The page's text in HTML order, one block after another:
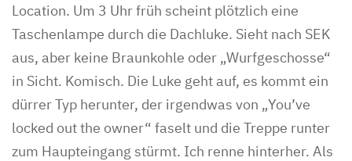
Location. Um 3 Uhr früh scheint plötzlich eine
Taschenlampe durch die Dachluke. Sieht nach SEK
aus, aber keine Braunkohle oder „Wurfgeschosse“
in Sicht. Komisch. Die Luke geht auf, es kommt ein
dürrer Typ herunter, der irgendwas von „You’ve
locked out the owner“ faselt und die Treppe runter
zum Haupteingang stürmt. Ich renne hinterher. Als